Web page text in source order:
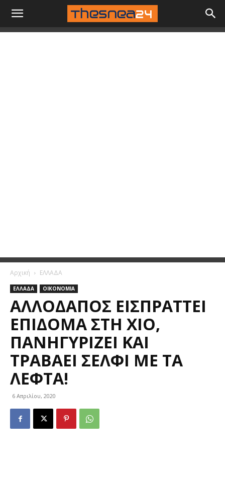
Αρχική ΕΛΛΑΔΑ
ΕΛΛΑΔΑ ΟΙΚΟΝΟΜΙΑ
ΑΛΛΟΔΑΠΌΣ ΕΙΣΠΡΆΤΤΕΙ
ΕΠΊΔΟΜΑ ΣΤΗ ΧΊΟ,
ΠΑΝΗΓΥΡΊΖΕΙ ΚΑΙ
ΤΡΑΒΆΕΙ ΣΈΛΦΙ ΜΕ ΤΑ
ΛΕΦΤΆ!
6 Απριλίου, 2020